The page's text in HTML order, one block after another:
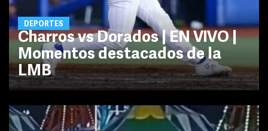
DEPORTES
Charros vs Dorados | EN VIVO |
Momentos destacados de la
LMB